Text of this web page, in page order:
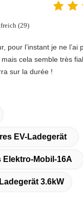
(29)
pour l’instant je ne l’ai
mais cela semble très
sur la durée !
EV-Ladegerät
Elektro-Mobil-16A
3.6kW